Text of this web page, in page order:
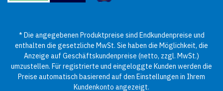
* Die angegebenen Produktpreise sind Endkundenpreise und
enthalten die gesetzliche MwSt. Sie haben die Möglichkeit, die
Anzeige auf Geschäftskundenpreise (netto, zzgl. MwSt.)
umzustellen. Für registrierte und eingeloggte Kunden werden die
Preise automatisch basierend auf den Einstellungen in Ihrem
Kundenkonto angezeigt.